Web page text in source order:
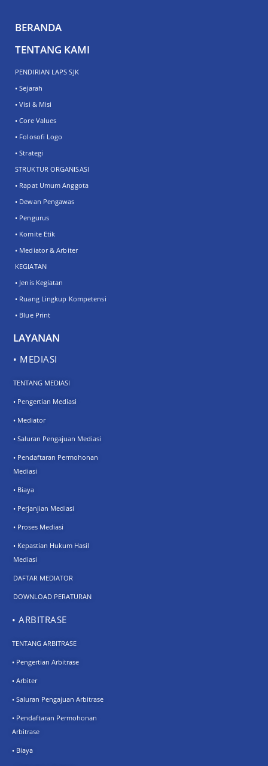
BERANDA
TENTANG KAMI
PENDIRIAN LAPS SJK
• Sejarah
• Visi & Misi
• Core Values
• Folosofi Logo
• Strategi
STRUKTUR ORGANISASI
• Rapat Umum Anggota
• Dewan Pengawas
• Pengurus
• Komite Etik
• Mediator & Arbiter
KEGIATAN
• Jenis Kegiatan
• Ruang Lingkup Kompetensi
• Blue Print
LAYANAN
• MEDIASI
TENTANG MEDIASI
• Pengertian Mediasi
• Mediator
• Saluran Pengajuan Mediasi
• Pendaftaran Permohonan
Mediasi
• Biaya
• Perjanjian Mediasi
• Proses Mediasi
• Kepastian Hukum Hasil
Mediasi
DAFTAR MEDIATOR
DOWNLOAD PERATURAN
• ARBITRASE
TENTANG ARBITRASE
• Pengertian Arbitrase
• Arbiter
• Saluran Pengajuan Arbitrase
• Pendaftaran Permohonan
Arbitrase
• Biaya